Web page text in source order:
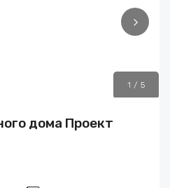
1 / 5
дома Проект